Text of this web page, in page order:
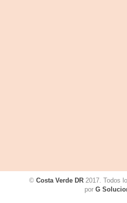
© Costa Verde DR2017. Todos
por G